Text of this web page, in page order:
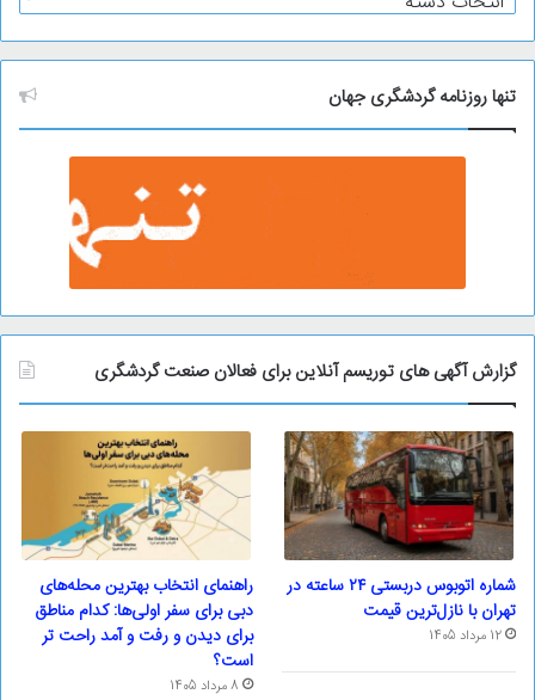
ر
ش
ی
و
تنها روزنامه گردشگری جهان
گزارش آگهی های توریسم آنلاین برای فعالان صنعت گردشگری
شماره اتوبوس دربستی ۲۴ ساعته در
تهران با نازل‌ترین قیمت
12 مرداد 1405
راهنمای انتخاب بهترین محله‌های
دبی برای سفر اولی‌ها: کدام مناطق
برای دیدن و رفت و آمد راحت تر
است؟
8 مرداد 1405